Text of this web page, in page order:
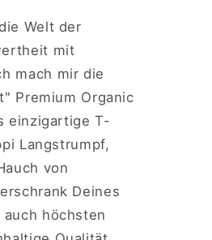
Welt der
mit
mach mir die
Premium Organic
einzigartige T-
Langstrumpf,
von
Deines
höchsten